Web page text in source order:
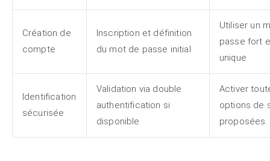
Création de
compte
Inscription et définition
du mot de passe initial
Utiliser un
passe fort
unique
Identification
sécurisée
Validation via double
authentification si
disponible
Activer
options de
proposées